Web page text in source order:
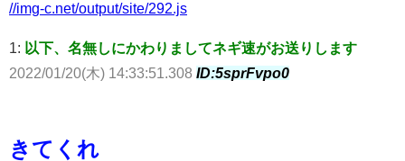
//img-c.net/output/site/292.js
1: 以下、名無しにかわりましてネギ速がお送りします
2022/01/20(木) 14:33:51.308 ID:5sprFvpo0
きてくれ